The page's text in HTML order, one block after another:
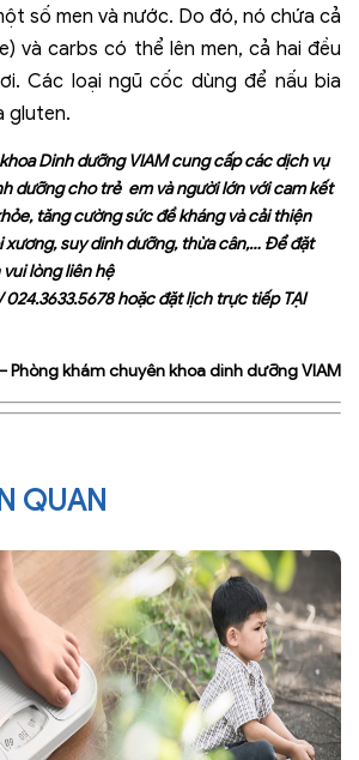
số men và nước. Do đó, nó chứa cả
và carbs có thể lên men, cả hai đều
Các loại ngũ cốc dùng để nấu bia
gluten.
Dinh dưỡng VIAM cung cấp các dịch vụ
dưỡng cho trẻ em và người lớn với cam kết
tăng cường sức đề kháng và cải thiện
suy dinh dưỡng, thừa cân,… Để đặt
lòng liên hệ
024.3633.5678hoặc đặt lịch trực tiếpTẠI
Phòng khám chuyên khoa dinh dưỡng VIAM
QUAN